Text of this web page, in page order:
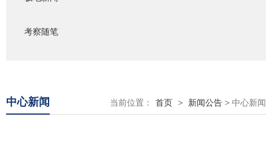
考察随笔
中心新闻 当前位置： 首页 > 新闻公告 > 中心新闻